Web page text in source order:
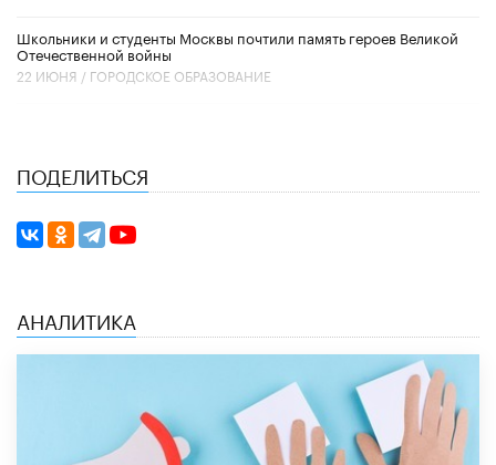
Школьники и студенты Москвы почтили память героев Великой
Отечественной войны
22 ИЮНЯ / ГОРОДСКОЕ ОБРАЗОВАНИЕ
ПОДЕЛИТЬСЯ
АНАЛИТИКА